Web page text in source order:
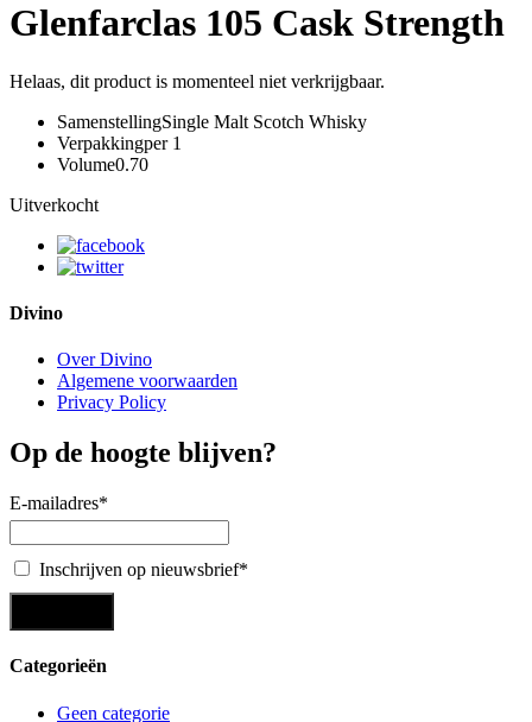
Glenfarclas 105 Cask Strength
Helaas, dit product is momenteel niet verkrijgbaar.
SamenstellingSingle Malt Scotch Whisky
Verpakkingper 1
Volume0.70
Uitverkocht
Divino
Over Divino
Algemene voorwaarden
Privacy Policy
Op de hoogte blijven?
E-mailadres*
Inschrijven op nieuwsbrief*
Categorieën
Geen categorie